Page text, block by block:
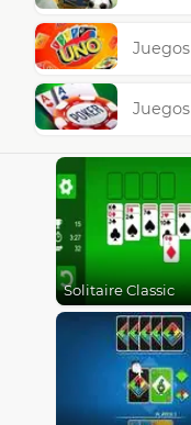
Solitaire Classic